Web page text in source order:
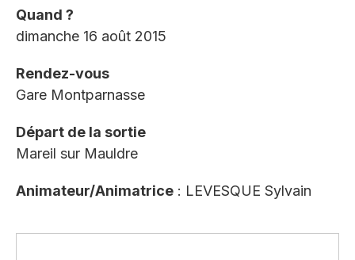
Quand ?
dimanche 16 août 2015
Rendez-vous
Gare Montparnasse
Départ de la sortie
Mareil sur Mauldre
Animateur/Animatrice : LEVESQUE Sylvain